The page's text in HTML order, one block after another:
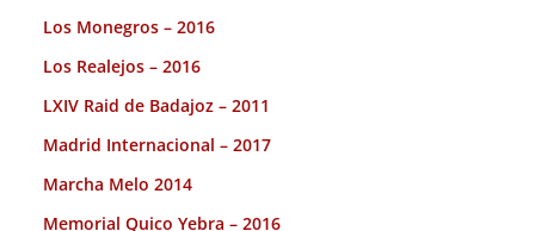
Los Monegros – 2016
Los Realejos – 2016
LXIV Raid de Badajoz – 2011
Madrid Internacional – 2017
Marcha Melo 2014
Memorial Quico Yebra – 2016